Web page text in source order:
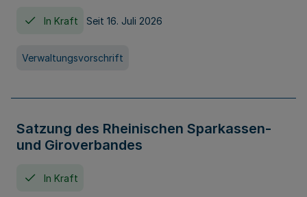
In Kraft Seit 16. Juli 2026
Verwaltungsvorschrift
Satzung des Rheinischen Sparkassen-
und Giroverbandes
In Kraft